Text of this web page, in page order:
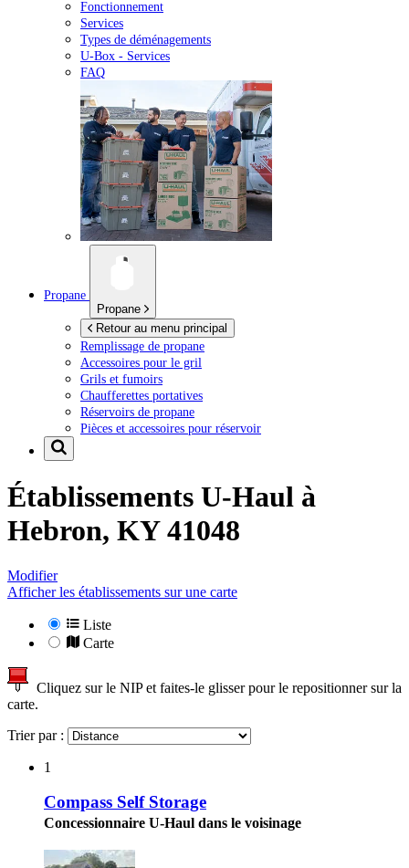
Fonctionnement
Services
Types de déménagements
U-Box - Services
FAQ
Propane
Propane
Retour au menu principal
Remplissage de propane
Accessoires pour le gril
Grils et fumoirs
Chaufferettes portatives
Réservoirs de propane
Pièces et accessoires pour réservoir
Établissements U-Haul à
Hebron, KY 41048
Modifier
Afficher les établissements sur une carte
Liste
Carte
Cliquez sur le NIP et faites-le glisser pour le repositionner sur la
carte.
Trier par :
1
Compass Self Storage
Concessionnaire U-Haul dans le voisinage